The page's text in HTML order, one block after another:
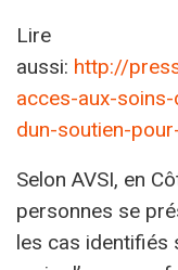
Lire
aussi: http://
acces-aux-
dun-soutien-
Selon AVSI, en
personnes se
les cas identifiés